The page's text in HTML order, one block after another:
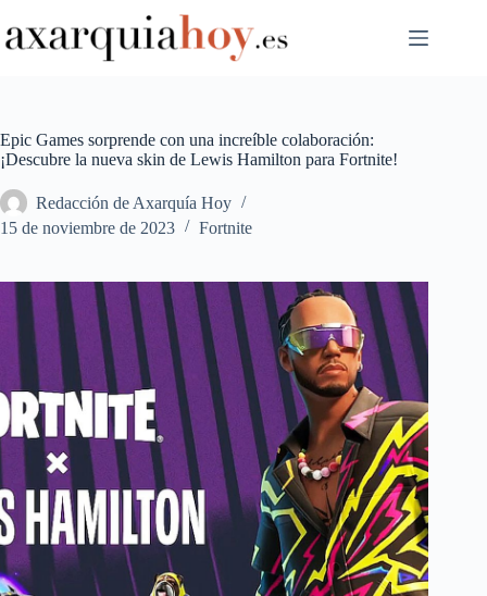
al
contenido
Epic Games sorprende con una increíble colaboración:
¡Descubre la nueva skin de Lewis Hamilton para Fortnite!
Redacción de Axarquía Hoy
15 de noviembre de 2023
Fortnite